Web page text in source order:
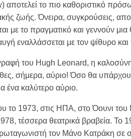
το πιο καθοριστικό
ζωής. Όνειρα, συγκρούσεις,
με το πραγματικό και γεννούν
εναλλάσσεται με τον ψίθυρο και
του Hugh Leonard, η
σήμερα, αύριο! Όσο θα
ένα καλύτερο αύριο.
το 1973, στις ΗΠΑ, στο Όουνι
τέσσερα θεατρικά βραβεία.
τον Μάνο Κατράκη σε